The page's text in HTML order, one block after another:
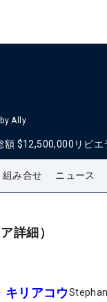
Ally
額 $12,500,000 リビエ
組み合せ ニュース
詳細）
キリアコウ